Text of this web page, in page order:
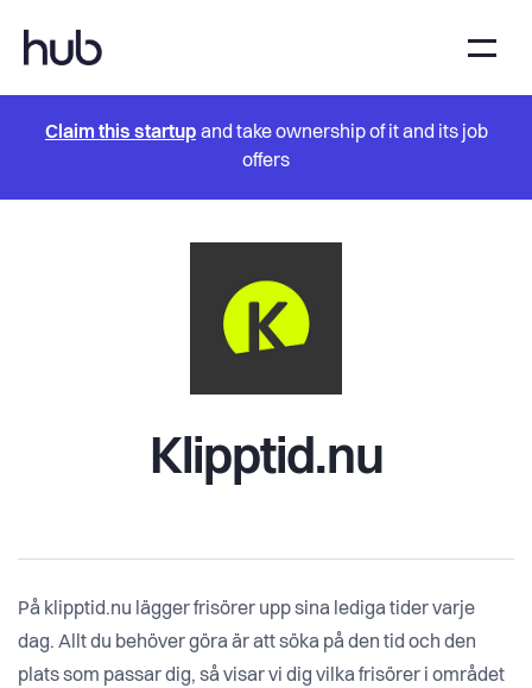
Claim this startup and take ownership of it and its job
offers
Klipptid.nu
På klipptid.nu lägger frisörer upp sina lediga tider varje
dag. Allt du behöver göra är att söka på den tid och den
plats som passar dig, så visar vi dig vilka frisörer i området